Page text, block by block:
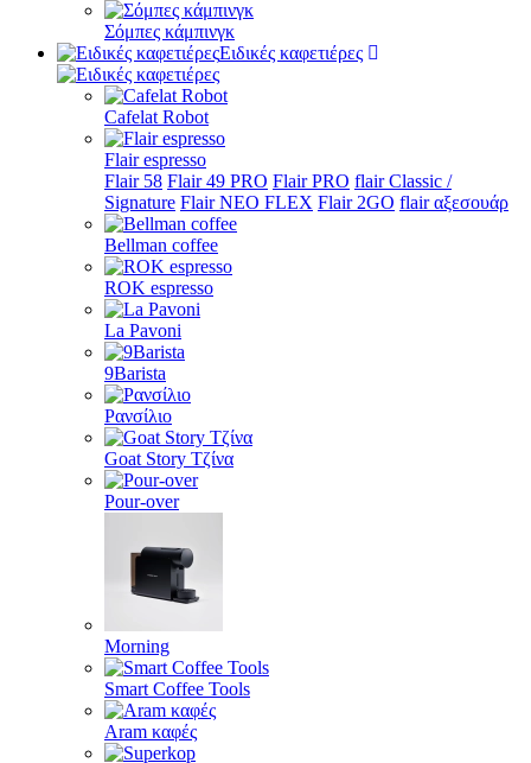
Σόμπες κάμπινγκ
Ειδικές καφετιέρες
Cafelat Robot
Flair espresso
Flair 58 Flair 49 PRO Flair PRO flair Classic /
Signature Flair NEO FLEX Flair 2GO flair αξεσουάρ
Bellman coffee
ROK espresso
La Pavoni
9Barista
Ρανσίλιο
Goat Story Τζίνα
Pour-over
Morning
Smart Coffee Tools
Aram καφές